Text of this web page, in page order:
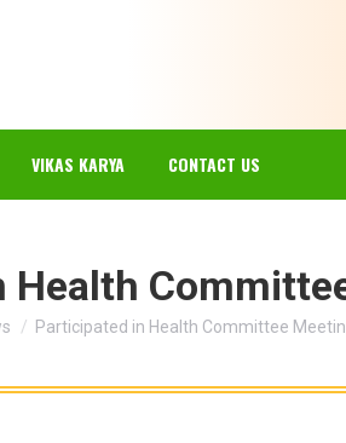
VIKAS KARYA CONTACT US
Health
Participated in Health Committee